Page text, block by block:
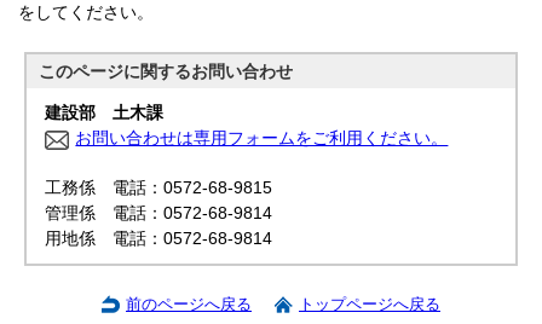
をしてください。
このページに関するお問い合わせ
建設部 土木課
お問い合わせは専用フォームをご利用ください。
工務係 電話：0572-68-9815
管理係 電話：0572-68-9814
用地係 電話：0572-68-9814
前のページへ戻る トップページへ戻る